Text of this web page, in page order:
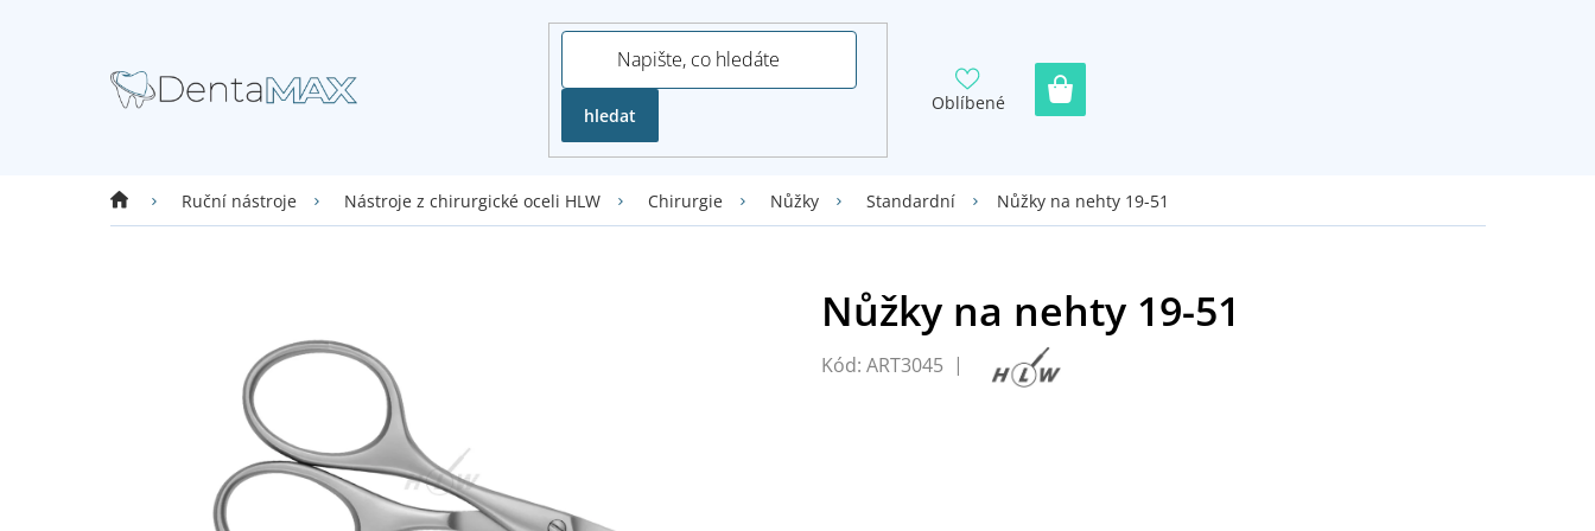
hledat
Oblíbené
Domů Ruční nástroje Nástroje z chirurgické oceli HLW Chirurgie Nůžky Standardní Nůžky na nehty 19-51
Kód: ART3045